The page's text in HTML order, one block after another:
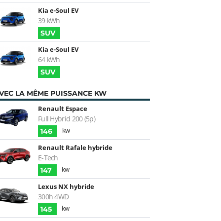
Kia e-Soul EV
39 kWh
SUV
Kia e-Soul EV
64 kWh
SUV
LA MÊME PUISSANCE KW
Renault Espace
Full Hybrid 200 (5p)
146
kw
Renault Rafale hybride
E-Tech
147
kw
Lexus NX hybride
300h 4WD
145 kw